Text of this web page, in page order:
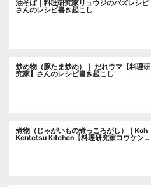
油そば｜料理研究家リュウジのバズレシピ
さんのレシピ書き起こし
炒め物（豚たま炒め）｜ だれウマ【料理研
究家】さんのレシピ書き起こし
煮物（じゃがいもの煮っころがし）｜Koh
Kentetsu Kitchen【料理研究家コウケンテ